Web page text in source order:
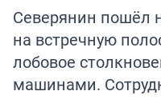
Северянин пошёл
на встречную
лобовое
машинами.